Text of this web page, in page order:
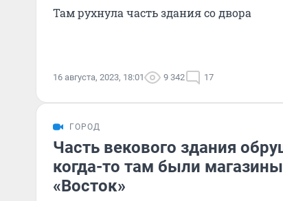
Там рухнула часть здания со двора
16 августа, 2023, 18:01 9 342 17
ГОРОД
Часть векового здания
когда-то там были
«Восток»